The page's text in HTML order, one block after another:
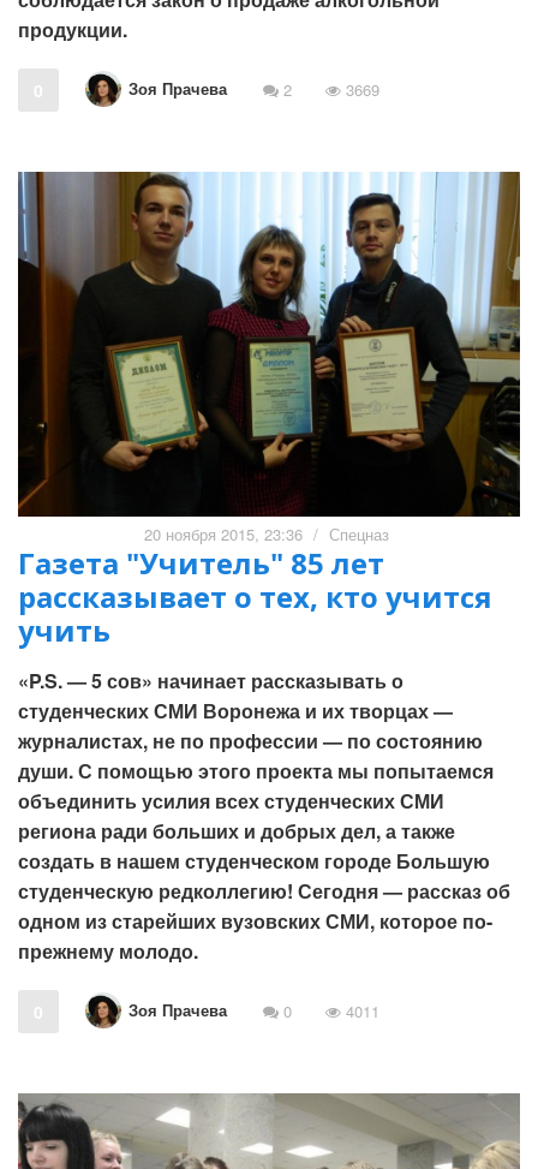
продукции.
0 Зоя Прачева 2 3669
20 ноября 2015, 23:36 / Спецназ
Газета "Учитель" 85 лет
рассказывает о тех, кто учится
учить
«P.S. — 5 сов» начинает рассказывать о
студенческих СМИ Воронежа и их творцах —
журналистах, не по профессии — по состоянию
души. С помощью этого проекта мы попытаемся
объединить усилия всех студенческих СМИ
региона ради больших и добрых дел, а также
создать в нашем студенческом городе Большую
студенческую редколлегию! Сегодня — рассказ об
одном из старейших вузовских СМИ, которое по-
прежнему молодо.
0 Зоя Прачева 0 4011